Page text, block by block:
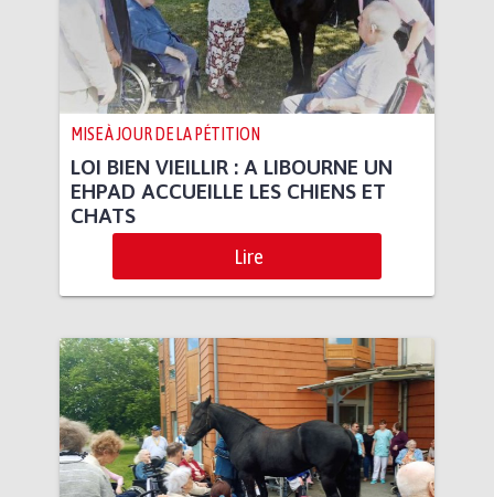
MISE À JOUR DE LA PÉTITION
LOI BIEN VIEILLIR : A LIBOURNE UN
EHPAD ACCUEILLE LES CHIENS ET
CHATS
Lire